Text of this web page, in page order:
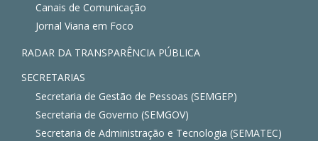
Canais de Comunicação
Jornal Viana em Foco
RADAR DA TRANSPARÊNCIA PÚBLICA
SECRETARIAS
Secretaria de Gestão de Pessoas (SEMGEP)
Secretaria de Governo (SEMGOV)
Secretaria de Administração e Tecnologia (SEMATEC)